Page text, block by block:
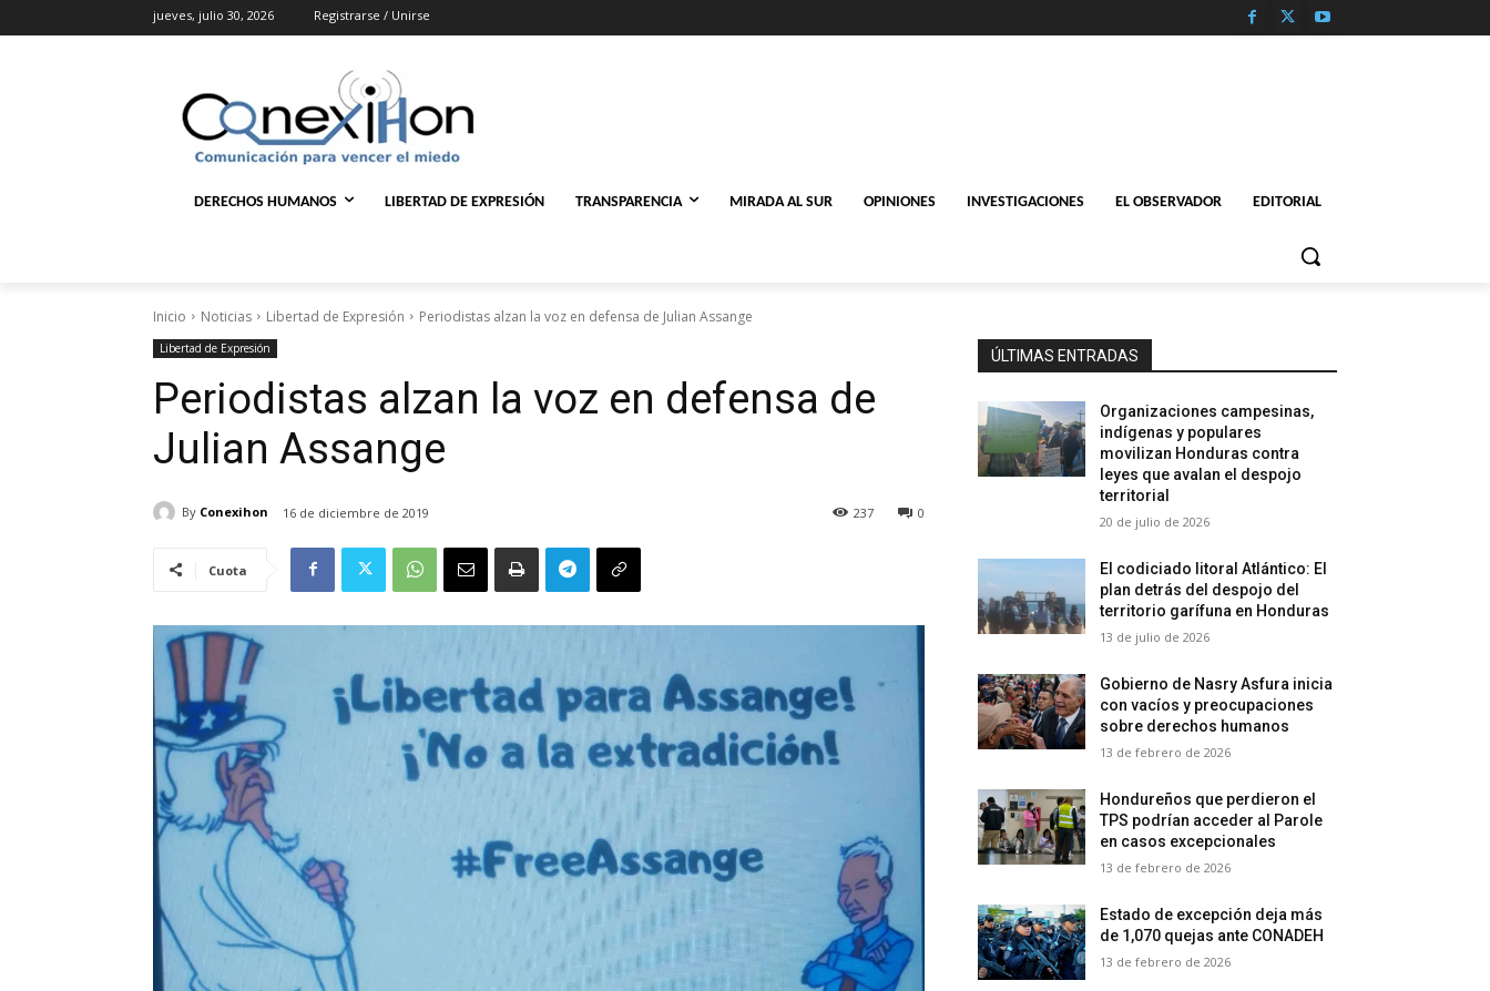
jueves, julio 30, 2026 Registrarse / Unirse
DERECHOS HUMANOS LIBERTAD DE EXPRESIÓN TRANSPARENCIA MIRADA AL SUR OPINIONES INVESTIGACIONES EL OBSERVADOR EDITORIAL
Inicio Noticias Libertad de Expresión Periodistas alzan la voz en defensa de Julian Assange
Libertad de Expresión
Periodistas alzan la voz en defensa de
Julian Assange
By Conexihon 16 de diciembre de 2019 0
237
Cuota
ÚLTIMAS ENTRADAS
Organizaciones campesinas,
indígenas y populares
movilizan Honduras contra
leyes que avalan el despojo
territorial
20 de julio de 2026
El codiciado litoral Atlántico: El
plan detrás del despojo del
territorio garífuna en Honduras
13 de julio de 2026
Gobierno de Nasry Asfura inicia
con vacíos y preocupaciones
sobre derechos humanos
13 de febrero de 2026
Hondureños que perdieron el
TPS podrían acceder al Parole
en casos excepcionales
13 de febrero de 2026
Estado de excepción deja más
de 1,070 quejas ante CONADEH
13 de febrero de 2026